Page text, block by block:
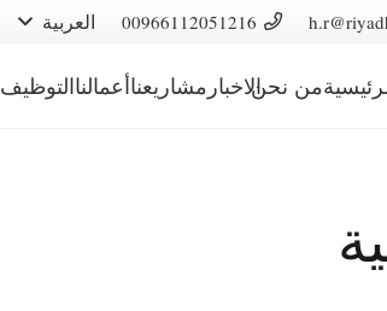
00966112051216 العربية
من نحنالاخبار مشاريعناأعمالناالتوظيف